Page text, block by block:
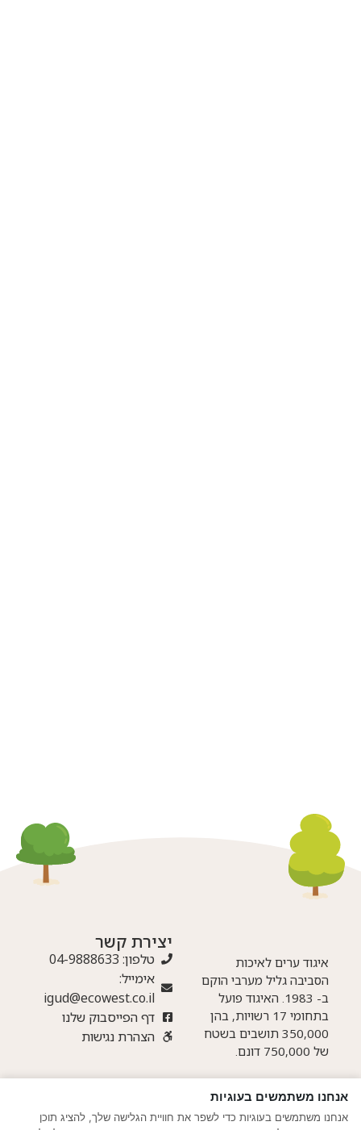
איגוד ערים לאיכות
הסביבה גליל מערבי הוקם
ב- 1983. האיגוד פועל
בתחומי 17 רשויות, בהן
350,000 תושבים בשטח
של 750,000 דונם.
יצירת קשר
טלפון: 04-9888633
אימייל:
igud@ecowest.co.il
דף הפייסבוק שלנו
הצהרת נגישות
שימוש| מדיניות פרטיות
אנחנו משתמשים בעוגיות
אנחנו משתמשים בעוגיות כדי לשפר את חוויית הגלישה שלך, להציג תוכן